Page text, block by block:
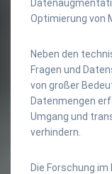
Optimierung von
Neben den
Fragen und
von großer
Datenmengen
Umgang und
verhindern.
Die Forschung